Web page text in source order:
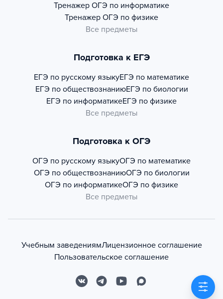
Тренажер ОГЭ по информатике
Тренажер ОГЭ по физике
Все предметы
Подготовка к ЕГЭ
ЕГЭ по русскому языкуЕГЭ по математике
ЕГЭ по обществознаниюЕГЭ по биологии
ЕГЭ по информатикеЕГЭ по физике
Все предметы
Подготовка к ОГЭ
ОГЭ по русскому языкуОГЭ по математике
ОГЭ по обществознаниюОГЭ по биологии
ОГЭ по информатикеОГЭ по физике
Все предметы
Учебным заведениямЛицензионное соглашение
Пользовательское соглашение